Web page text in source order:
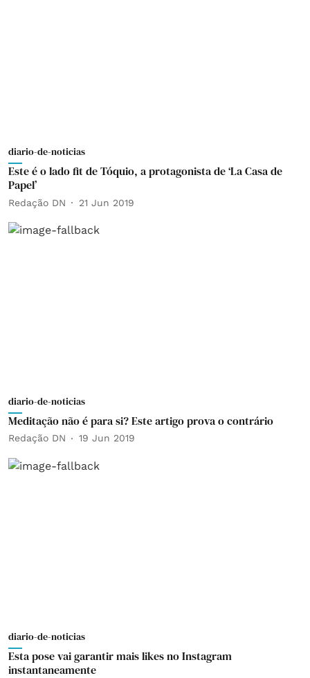
diario-de-noticias
Este é o lado fit de Tóquio, a protagonista de ‘La Casa de
Papel’
Redação DN 21 Jun 2019
diario-de-noticias
Meditação não é para si? Este artigo prova o contrário
Redação DN 19 Jun 2019
diario-de-noticias
Esta pose vai garantir mais likes no Instagram
instantaneamente